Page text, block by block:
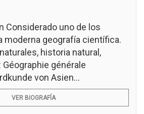
Considerado uno de los
moderna geografía científica.
historia natural,
Géographie générale
von Asien...
VER BIOGRAFÍA